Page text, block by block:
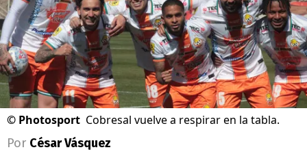
© Photosport Cobresal vuelve a respirar en la tabla.
Por César Vásquez